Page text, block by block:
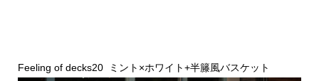
Feeling of decks20 ミント×ホワイト+半籐風バスケット